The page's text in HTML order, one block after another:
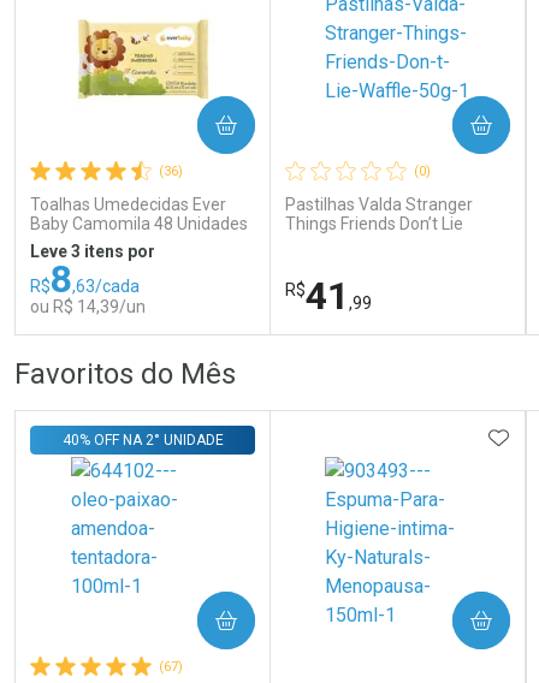
Comprar sem Desconto
Por R$ 266,99/cada
Comprar sem Desconto
Por R$ 266,99/cada
Comprar sem Desconto
Por R$ 407,99/cada
Comprar sem Desconto
Por R$ 407,99/cada
(36)
Toalhas Umedecidas Ever
Baby Camomila 48 Unidades
Leve 3 itens por
R$8,63/cada
ou R$ 14,39/un
COMPRAR
Por Menos
(0)
Pastilhas Valda Stranger
Things Friends Don’t Lie
R$41 ,99
COMPRAR
Ativar Desconto
Por Menos
Favoritos do Mês
(67)
40% OFF NA 2° UNIDADE
COMPRAR COMPRAR